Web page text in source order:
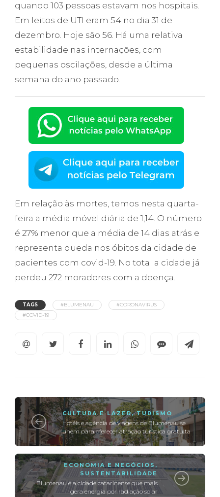
quando 103 pessoas estavam nos hospitais.
Em leitos de UTI eram 54 no dia 31 de
dezembro. Hoje são 56. Há uma relativa
estabilidade nas internações, com
pequenas oscilações, desde a última
semana do ano passado.
Em relação às mortes, temos nesta quarta-
feira a média móvel diária de 1,14. O número
é 27% menor que a média de 14 dias atrás e
representa queda nos óbitos da cidade de
pacientes com covid-19. No total a cidade já
perdeu 272 moradores com a doença.
TAGS #BLUMENAU
#CORONAVIRUS
#COVID-19
CULTURA E LAZER,TURISMO
Hotéis e agência de viagens de Blumenau se
unem para oferecer atração turística gratuita
ECONOMIA E NEGÓCIOS ,
SUSTENTABILIDADE
Blumenau é a cidade catarinense que mais
gera energia por radiação solar